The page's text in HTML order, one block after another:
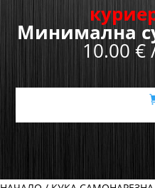
Минимална
10.00 €